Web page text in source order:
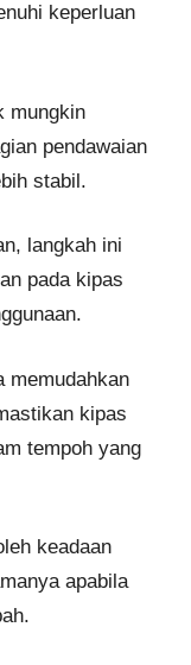
keperluan
mungkin
pendawaian
stabil.
langkah ini
pada kipas
memudahkan
kipas
tempoh yang
keadaan
apabila